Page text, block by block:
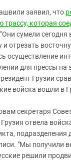
заявил, что
трассу, которая
сумели
и отрезать
осуществление
для прессы на
Грузии
войска вошли в
секретаря
отвела
подразделения
"Мы получили
решили